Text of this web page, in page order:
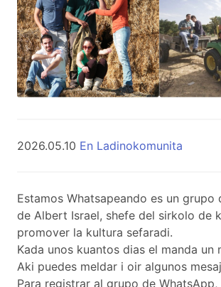
2026.05.10 En Ladinokomunita
Estamos Whatsapeando es un grupo
de Albert Israel, shefe del sirkolo de
promover la kultura sefaradi.
Kada unos kuantos dias el manda un
Aki puedes meldar i oir algunos
Para registrar al grupo de WhatsApp,